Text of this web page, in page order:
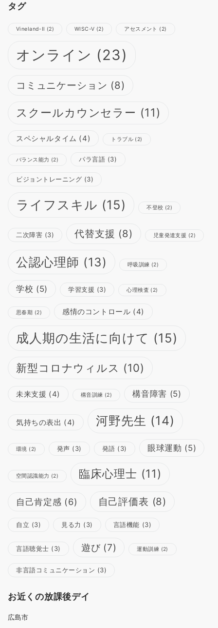
タグ
Vineland-Ⅱ (2) WISC-Ⅴ (2) アセスメント (2)
オンライン (23)
コミュニケーション (8)
スクールカウンセラー (11)
スペシャルタイム (4) トラブル (2)
バランス能力 (2) パラ言語 (3)
ビジョントレーニング (3)
ライフスキル (15) 不登校 (2)
二次障害 (3) 代替支援 (8) 児童発達支援 (2)
公認心理師 (13) 呼吸訓練 (2)
学校 (5) 学習支援 (3) 心理検査 (2)
思春期 (2) 感情のコントロール (4)
成人期の生活に向けて (15)
新型コロナウィルス (10)
未来支援 (4) 構音訓練 (2) 構音障害 (5)
気持ちの表出 (4) 河野先生 (14)
環境 (2) 発声 (3) 発語 (3) 眼球運動 (5)
空間認識能力 (2) 臨床心理士 (11)
自己肯定感 (6) 自己評価表 (8)
自立 (3) 見る力 (3) 言語機能 (3)
言語聴覚士 (3) 遊び(7) 運動訓練 (2)
非言語コミュニケーション (3)
お近くの放課後デイ
広島市